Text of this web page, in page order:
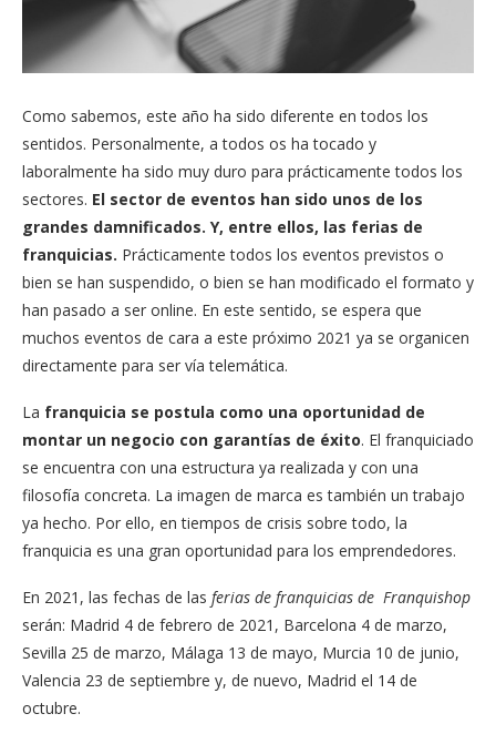
Como sabemos, este año ha sido diferente en todos los
sentidos. Personalmente, a todos os ha tocado y
laboralmente ha sido muy duro para prácticamente todos los
sectores. El sector de eventos han sido unos de los
grandes damnificados. Y, entre ellos, las ferias de
franquicias. Prácticamente todos los eventos previstos o
bien se han suspendido, o bien se han modificado el formato y
han pasado a ser online. En este sentido, se espera que
muchos eventos de cara a este próximo 2021 ya se organicen
directamente para ser vía telemática.
La franquicia se postula como una oportunidad de
montar un negocio con garantías de éxito. El franquiciado
se encuentra con una estructura ya realizada y con una
filosofía concreta. La imagen de marca es también un trabajo
ya hecho. Por ello, en tiempos de crisis sobre todo, la
franquicia es una gran oportunidad para los emprendedores.
En 2021, las fechas de las ferias de franquicias de Franquishop
serán: Madrid 4 de febrero de 2021, Barcelona 4 de marzo,
Sevilla 25 de marzo, Málaga 13 de mayo, Murcia 10 de junio,
Valencia 23 de septiembre y, de nuevo, Madrid el 14 de
octubre.